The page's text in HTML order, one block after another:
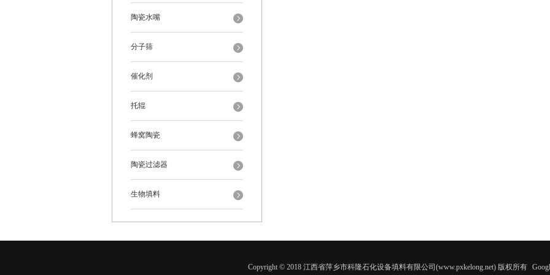
陶瓷水嘴
分子筛
催化剂
托辊
蜂窝陶瓷
陶瓷过滤器
生物填料
Copyright © 2018 江西省萍乡市科隆石化设备填料有限公司(www.pxkelong.net) 版权所有